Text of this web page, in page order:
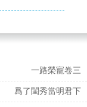
一路榮寵卷三
爲了閨秀當明君下